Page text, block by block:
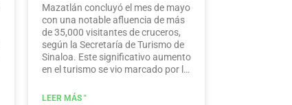
Mazatlán concluyó el mes de mayo
con una notable afluencia de más
de 35,000 visitantes de cruceros,
según la Secretaría de Turismo de
Sinaloa. Este significativo aumento
en el turismo se vio marcado por la
Panorama el miércoles.
LEER MÁS "